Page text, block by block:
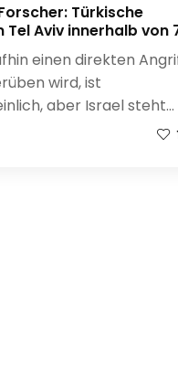
Türkische
Tel Aviv innerhalb von
einen direkten
wird, ist
aber Israel steht…